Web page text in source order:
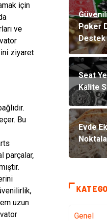
için
ve
ziyaret
Bu
parçalar,
uzun
Poker
Destek
Seat
Kalite
Evde
Genel